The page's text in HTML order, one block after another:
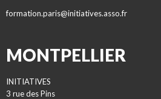
formation.paris@initiatives.asso.fr
MONTPELLIER
INITIATIVES
3 rue des Pins